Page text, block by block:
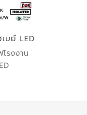
เบย์ LED
โรงงาน